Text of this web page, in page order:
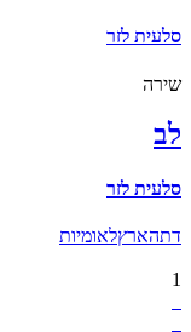
סלעית לזר
שירה
לב
סלעית לזר
דתהארץלאומיות
1